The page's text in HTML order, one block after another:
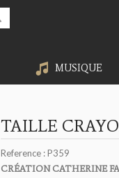
MUSIQUE
TAILLE
Reference :P359
CRÉATION CATHERINE